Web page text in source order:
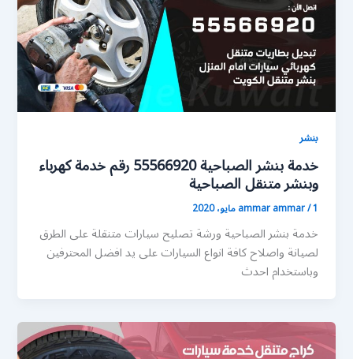
بنشر
خدمة بنشر الصباحية 55566920 رقم خدمة كهرباء
وبنشر متنقل الصباحية
ammar ammar/1 مايو، 2020
خدمة بنشر الصباحية ورشة تصليح سيارات متنقلة على الطرق
لصيانة واصلاح كافة انواع السيارات على يد افضل المحترفين
وباستخدام احدث